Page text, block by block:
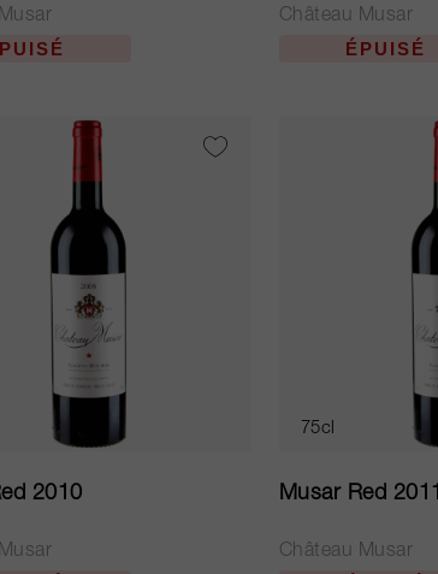
Château Musar
ÉPUISÉ
2010
75cl
Musar Red 2011
Château Musar